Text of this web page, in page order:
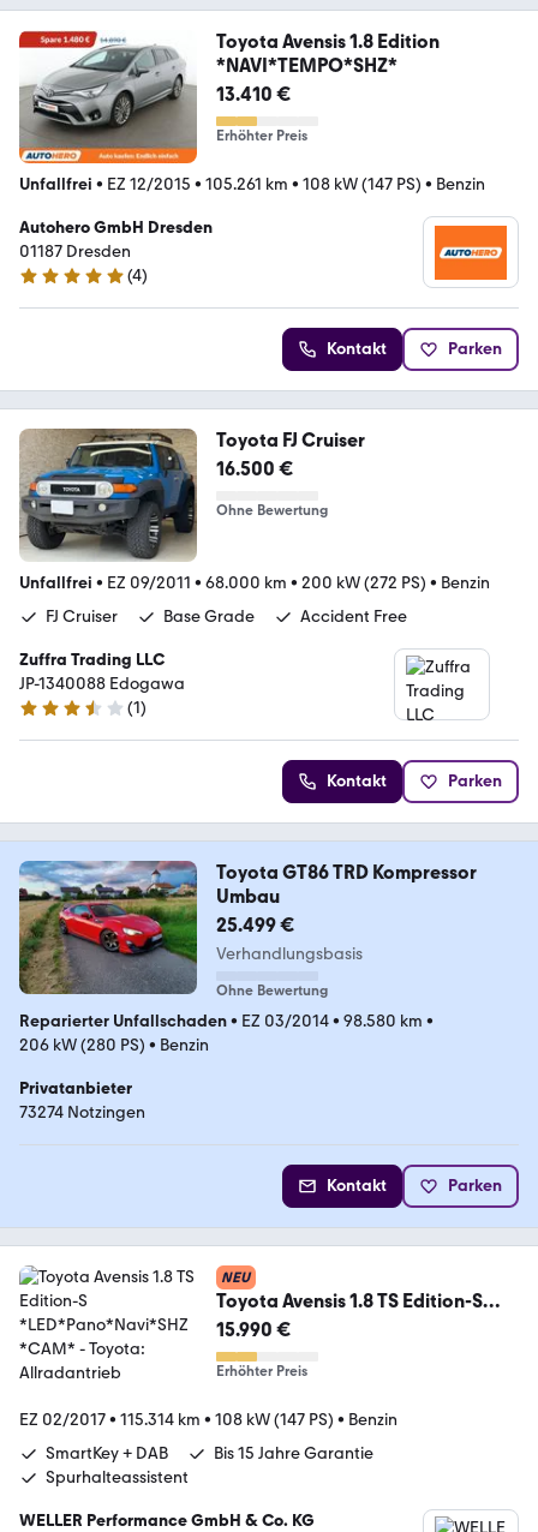
Toyota Avensis 1.8 Edition
*NAVI*TEMPO*SHZ*
13.410 €
Erhöhter Preis
Unfallfrei • EZ 12/2015 • 105.261 km • 108 kW (147 PS) • Benzin
Autohero GmbH Dresden
01187 Dresden
5 Sterne
(4)
Kontakt Parken
Toyota FJ Cruiser
16.500 €
Ohne Bewertung
Unfallfrei • EZ 09/2011 • 68.000 km • 200 kW (272 PS) • Benzin
FJ Cruiser
Base Grade Accident Free
Zuffra Trading LLC
JP-1340088 Edogawa
3.3 Sterne
(1)
Kontakt Parken
Toyota GT86 TRD Kompressor
Umbau
25.499 €
Verhandlungsbasis
Ohne Bewertung
Reparierter Unfallschaden• EZ 03/2014• 98.580 km •
206 kW (280 PS) • Benzin
Privatanbieter
73274 Notzingen
Kontakt Parken
NEU
Toyota Avensis 1.8 TS Edition-S
*LED*Pano*Navi*SHZ*CAM*
15.990 €
Erhöhter Preis
EZ 02/2017• 115.314 km • 108 kW (147 PS) • Benzin
SmartKey + DAB
Bis 15 Jahre Garantie
Spurhalteassistent
WELLER Performance GmbH & Co. KG